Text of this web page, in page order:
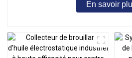
En savoir